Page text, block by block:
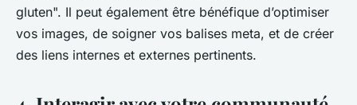
gluten". Il peut également être bénéfique d’optimiser
vos images, de soigner vos balises meta, et de créer
des liens internes et externes pertinents.